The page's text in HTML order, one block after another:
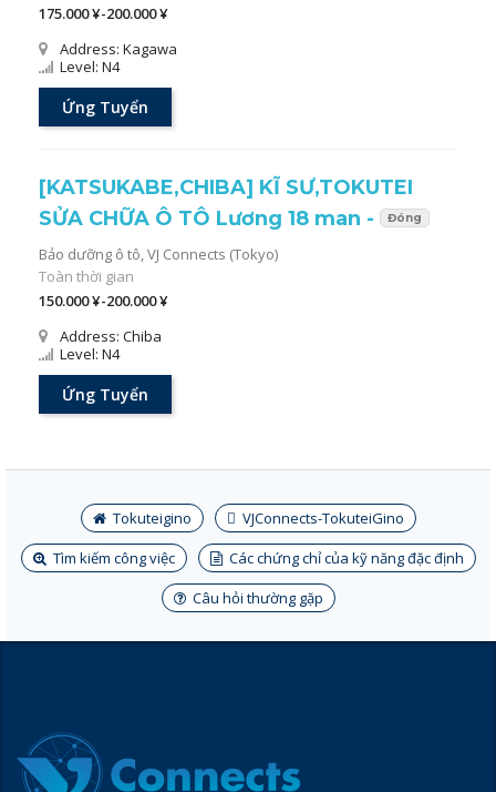
175.000 ¥-200.000 ¥
Address: Kagawa
Level: N4
Ứng Tuyển
[KATSUKABE,CHIBA] KĨ SƯ,TOKUTEI
SỬA CHỮA Ô TÔ Lương 18 man -
Đóng
Bảo dưỡng ô tô,VJ Connects (Tokyo)
Toàn thời gian
150.000 ¥-200.000 ¥
Address: Chiba
Level: N4
Ứng Tuyển
Tokuteigino
VJConnects-TokuteiGino
Tìm kiếm công việc
Các chứng chỉ của kỹ năng đặc định
Câu hỏi thường gặp